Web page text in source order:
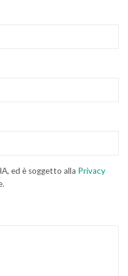
ed è soggetto alla Privacy